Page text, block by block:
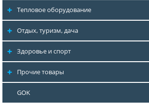
Тепловое оборудование
Отдых, туризм, дача
Здоровье и спорт
Прочие товары
GOK